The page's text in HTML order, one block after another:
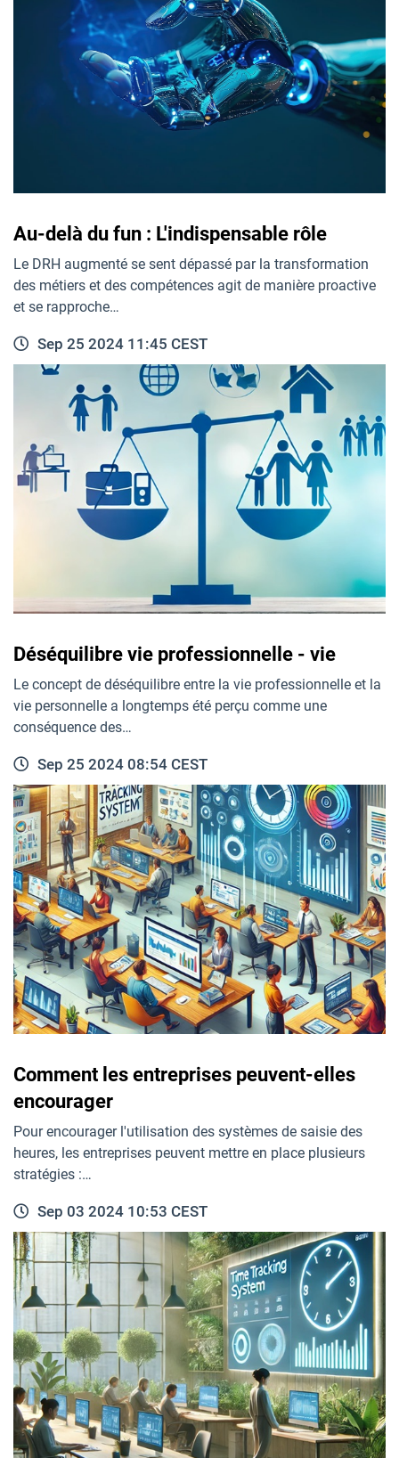
Au-delà du fun : L'indispensable rôle
Le DRH augmenté se sent dépassé par la transformation
des métiers et des compétences agit de manière proactive
et se rapproche…
Sep 25 2024 11:45 CEST
Déséquilibre vie professionnelle - vie
Le concept de déséquilibre entre la vie professionnelle et la
vie personnelle a longtemps été perçu comme une
conséquence des…
Sep 25 2024 08:54 CEST
Comment les entreprises peuvent-elles
encourager
Pour encourager l'utilisation des systèmes de saisie des
heures, les entreprises peuvent mettre en place plusieurs
stratégies :…
Sep 03 2024 10:53 CEST